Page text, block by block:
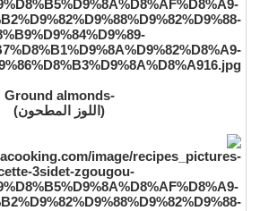
-Ground almonds
(اللوز المطحون)